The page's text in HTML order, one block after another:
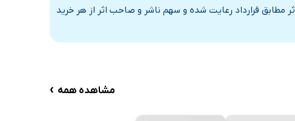
مطابق قرارداد رعایت شده و سهم ناشر و صاحب اثر از هر خرید
مشاهده همه ›